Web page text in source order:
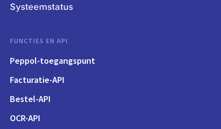
Systeemstatus
FUNCTIES EN API
Peppol-toegangspunt
Facturatie-API
Bestel-API
OCR-API